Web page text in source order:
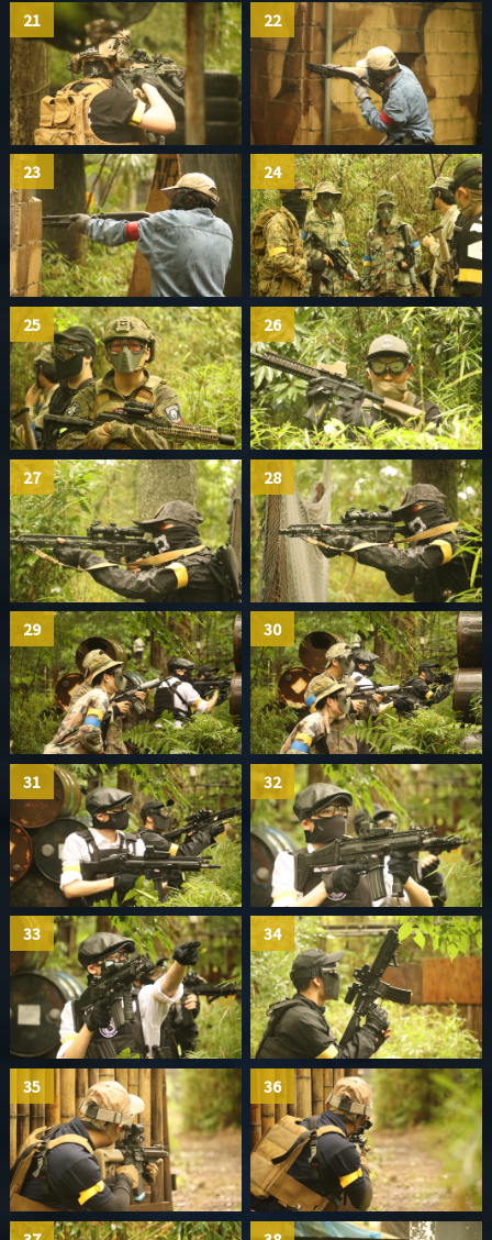
21 22
23 24
25 26
27 28
29 30
31 32
33 34
35 36